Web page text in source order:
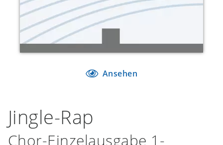
Ansehen
Jingle-Rap
Chor-Einzelausgabe 1-